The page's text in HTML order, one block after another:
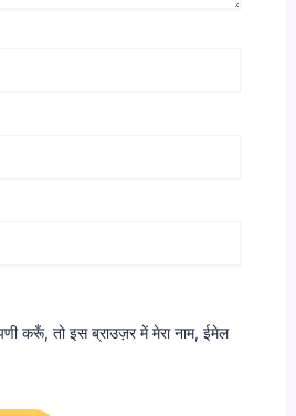
करूँ, तो इस ब्राउज़र में मेरा नाम, ईमेल